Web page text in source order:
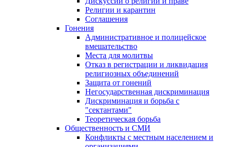
Религии и карантин
Соглашения
Гонения
Административное и полицейское
вмешательство
Места для молитвы
Отказ в регистрации и ликвидация
религиозных объединений
Защита от гонений
Негосударственная дискриминация
Дискриминация и борьба с
"сектантами"
Теоретическая борьба
Общественность и СМИ
Конфликты с местным населением и